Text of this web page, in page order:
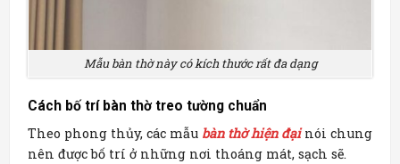
Mẫu bàn thờ này có kích thước rất đa dạng
Cách bố trí bàn thờ treo tường chuẩn
Theo phong thủy, các mẫu bàn thờ hiện đạinói chung
nên được bố trí ở những nơi thoáng mát, sạch sẽ.